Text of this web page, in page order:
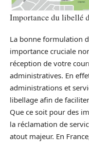
Importance du libellé
La bonne formulation
importance cruciale
réception de votre
administratives. En
administrations et
libellage afin de
Que ce soit pour des
la réclamation de
atout majeur. En